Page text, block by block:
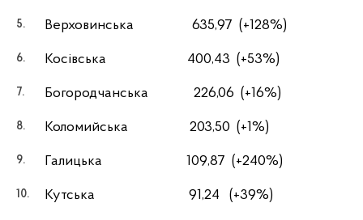
Верховинська 635,97 (+128%)
Косівська 400,43 (+53%)
Богородчанська 226,06 (+16%)
Коломийська 203,50 (+1%)
Галицька 109,87 (+240%)
Кутська 91,24 (+39%)